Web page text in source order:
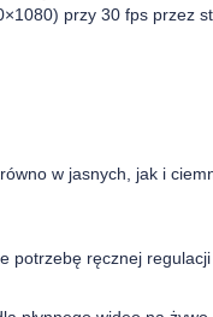
przy 30 fps przez
w jasnych, jak i
potrzebę ręcznej